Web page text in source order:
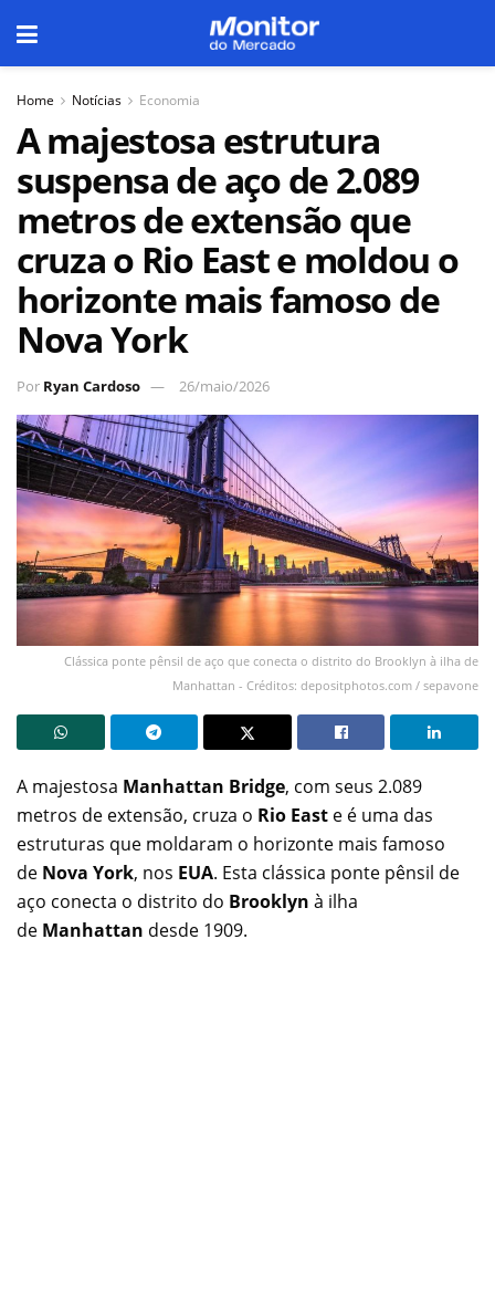
Home Notícias Economia
A majestosa estrutura
suspensa de aço de 2.089
metros de extensão que
cruza o Rio East e moldou o
horizonte mais famoso de
Nova York
Por Ryan Cardoso 26/maio/2026
Clássica ponte pênsil de aço que conecta o distrito do Brooklyn à ilha de
Manhattan - Créditos: depositphotos.com / sepavone
A majestosa Manhattan Bridge, com seus 2.089
metros de extensão, cruza o Rio East e é uma das
estruturas que moldaram o horizonte mais famoso
de Nova York, nos EUA. Esta clássica ponte pênsil de
aço conecta o distrito do Brooklyn à ilha
de Manhattan desde 1909.